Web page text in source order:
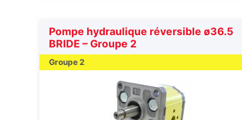
Pompe hydraulique réversible ø36.5
BRIDE – Groupe 2
Groupe 2